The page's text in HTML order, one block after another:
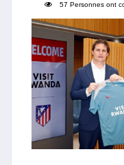
57 Personnes ont